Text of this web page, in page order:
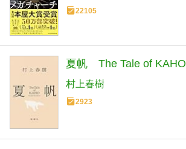
22105
夏帆 The Tale of KAHO
村上春樹
2923